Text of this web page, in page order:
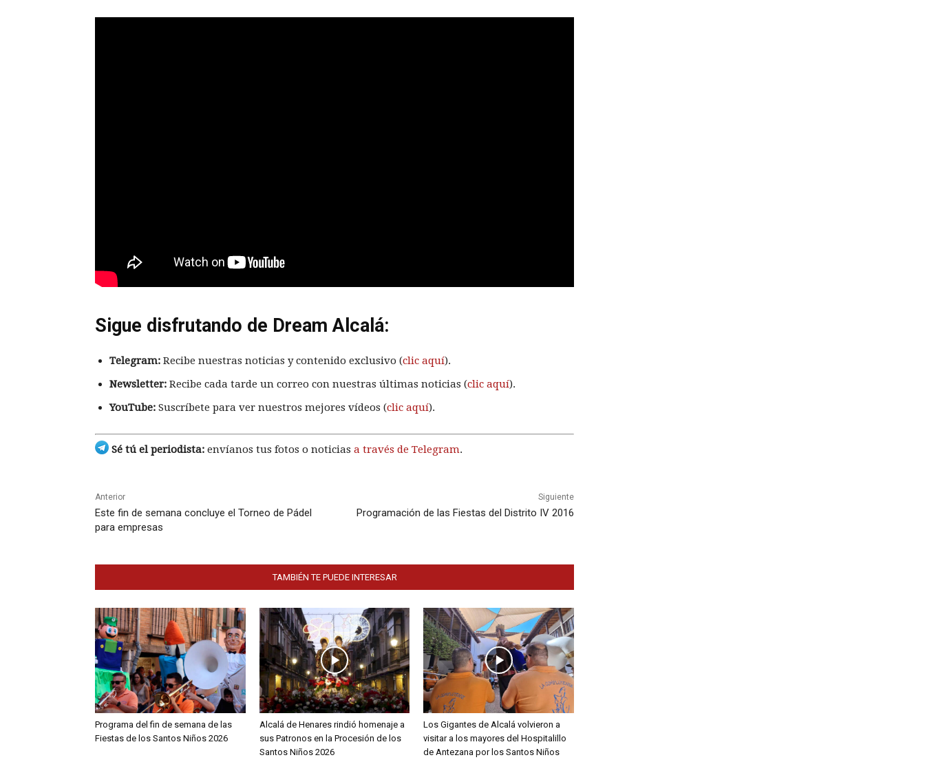
Sigue disfrutando de Dream Alcalá:
Telegram: Recibe nuestras noticias y contenido exclusivo (clic aquí).
Newsletter: Recibe cada tarde un correo con nuestras últimas noticias (clic aquí).
YouTube: Suscríbete para ver nuestros mejores vídeos (clic aquí).
Sé tú el periodista: envíanos tus fotos o noticias a través de Telegram.
Anterior
Este fin de semana concluye el Torneo de Pádel
para empresas
Siguiente
Programación de las Fiestas del Distrito IV 2016
TAMBIÉN TE PUEDE INTERESAR
Programa del fin de semana de las
Fiestas de los Santos Niños 2026
Alcalá de Henares rindió homenaje a
sus Patronos en la Procesión de los
Santos Niños 2026
Los Gigantes de Alcalá volvieron a
visitar a los mayores del Hospitalillo
de Antezana por los Santos Niños